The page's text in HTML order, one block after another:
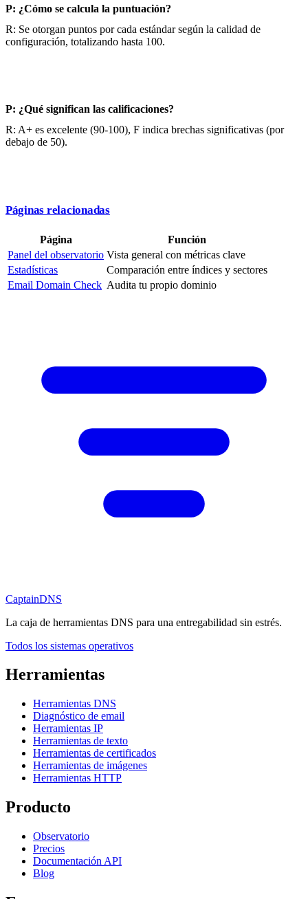
P: ¿Cómo se calcula la puntuación?
R: Se otorgan puntos por cada estándar según la calidad de
configuración, totalizando hasta 100.
P: ¿Qué significan las calificaciones?
R: A+ es excelente (90-100), F indica brechas significativas (por
debajo de 50).
Páginas relacionadas
Página
Función
Panel del observatorio Vista general con métricas clave
Estadísticas
Comparación entre índices y sectores
Email Domain Check Audita tu propio dominio
CaptainDNS
La caja de herramientas DNS para una entregabilidad sin estrés.
Todos los sistemas operativos
Herramientas
Herramientas DNS
Diagnóstico de email
Herramientas IP
Herramientas de texto
Herramientas de certificados
Herramientas de imágenes
Herramientas HTTP
Producto
Observatorio
Precios
Documentación API
Blog